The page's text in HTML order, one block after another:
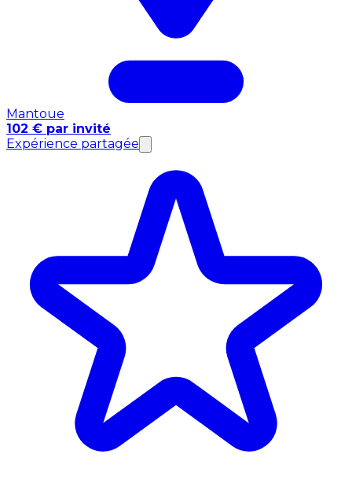
Mantoue
102 € par invité
Expérience partagée